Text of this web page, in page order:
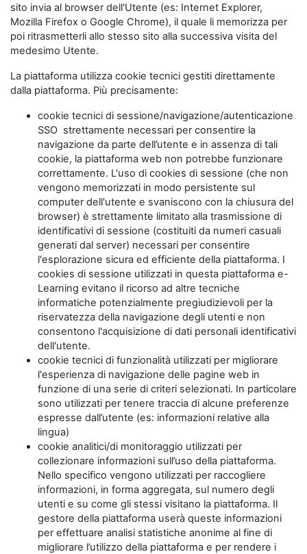
sito invia al browser dell'Utente (es: Internet Explorer,
Mozilla Firefox o Google Chrome), il quale li memorizza per
poi ritrasmetterli allo stesso sito alla successiva visita del
medesimo Utente.
La piattaforma utilizza cookie tecnici gestiti direttamente
dalla piattaforma. Più precisamente:
cookie tecnici di sessione/navigazione/autenticazione
SSO strettamente necessari per consentire la
navigazione da parte dell’utente e in assenza di tali
cookie, la piattaforma web non potrebbe funzionare
correttamente. L'uso di cookies di sessione (che non
vengono memorizzati in modo persistente sul
computer dell'utente e svaniscono con la chiusura del
browser) è strettamente limitato alla trasmissione di
identificativi di sessione (costituiti da numeri casuali
generati dal server) necessari per consentire
l'esplorazione sicura ed efficiente della piattaforma. I
cookies di sessione utilizzati in questa piattaforma e-
Learning evitano il ricorso ad altre tecniche
informatiche potenzialmente pregiudizievoli per la
riservatezza della navigazione degli utenti e non
consentono l'acquisizione di dati personali identificativi
dell'utente.
cookie tecnici di funzionalità utilizzati per migliorare
l'esperienza di navigazione delle pagine web in
funzione di una serie di criteri selezionati. In particolare
sono utilizzati per tenere traccia di alcune preferenze
espresse dall’utente (es: informazioni relative alla
lingua)
cookie analitici/di monitoraggio utilizzati per
collezionare informazioni sull’uso della piattaforma.
Nello specifico vengono utilizzati per raccogliere
informazioni, in forma aggregata, sul numero degli
utenti e su come gli stessi visitano la piattaforma. Il
gestore della piattaforma userà queste informazioni
per effettuare analisi statistiche anonime al fine di
migliorare l’utilizzo della piattaforma e per rendere i